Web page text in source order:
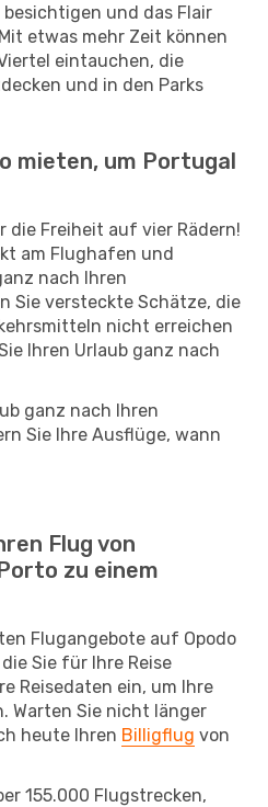
und das Flair
etwas mehr Zeit können
eintauchen, die
und in den Parks
mieten, um Portugal
die Freiheit auf vier Rädern!
am Flughafen und
nach Ihren
Sie versteckte Schätze, die
nicht erreichen
Ihren Urlaub ganz nach
ganz nach Ihren
Sie Ihre Ausflüge, wann
Flug von
zu einem
Flugangebote auf Opodo
Sie für Ihre Reise
Reisedaten ein, um Ihre
Warten Sie nicht länger
heute Ihren Billigflug von
155.000 Flugstrecken,